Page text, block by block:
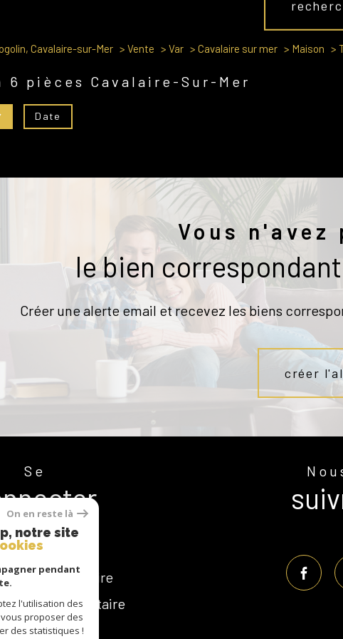
Cavalaire-sur-Mer Vente Var Cavalaire sur mer Maison
6 pièces Cavalaire-Sur-Mer
Date
Vous n'avez
le bien
Créer une alerte email et recevez les biens
créer
Se
copropriétaire
bailleur / locataire
On en reste là
notre site
pendant
l'utilisation des
proposer des
des statistiques !